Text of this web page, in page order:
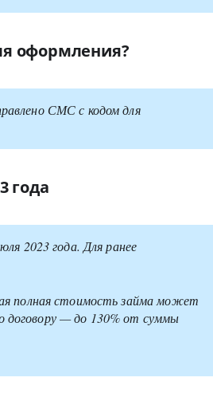
оформления?
СМС с кодом для
года
2023 года. Для ранее
полная стоимость займа может
договору — до 130% от суммы